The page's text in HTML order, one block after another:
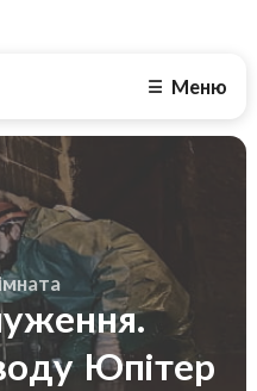
☰ Меню
Юпітер